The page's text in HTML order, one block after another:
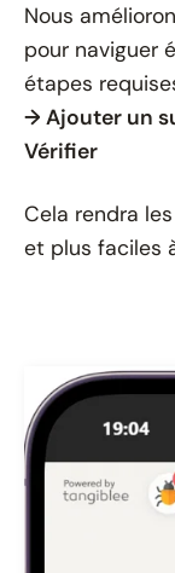
Nous
pour naviguer
étapes
→ Ajouter un
Vérifier
Cela rendra
et plus faciles